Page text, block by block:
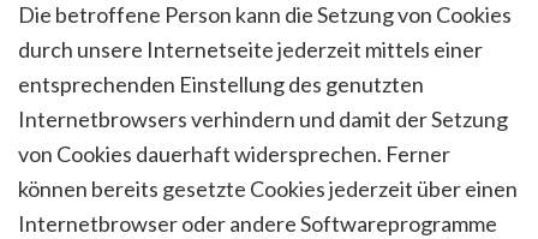
Die betroffene Person kann die Setzung von Cookies
durch unsere Internetseite jederzeit mittels einer
entsprechenden Einstellung des genutzten
Internetbrowsers verhindern und damit der Setzung
von Cookies dauerhaft widersprechen. Ferner
können bereits gesetzte Cookies jederzeit über einen
Internetbrowser oder andere Softwareprogramme